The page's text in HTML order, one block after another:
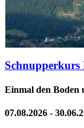
Schnupperkurs
Einmal den Boden
07.08.2026 -